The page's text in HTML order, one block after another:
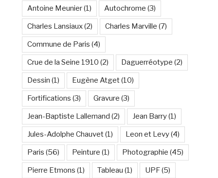
Antoine Meunier(1) Autochrome (3)
Charles Lansiaux(2) Charles Marville (7)
Commune de Paris (4)
Crue de la Seine 1910 (2) Daguerréotype (2)
Dessin (1) Eugène Atget(10)
Fortifications (3) Gravure (3)
Jean-Baptiste Lallemand (2) Jean Barry(1)
Jules-Adolphe Chauvet(1) Leon et Levy(4)
Paris (56) Peinture (1) Photographie (45)
Pierre Etmons (1) Tableau (1) UPF(5)